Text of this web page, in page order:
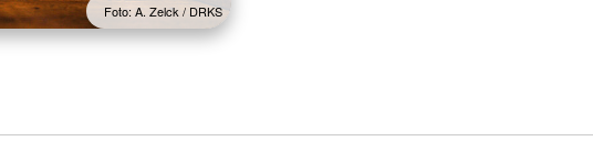
Foto: A. Zelck / DRKS